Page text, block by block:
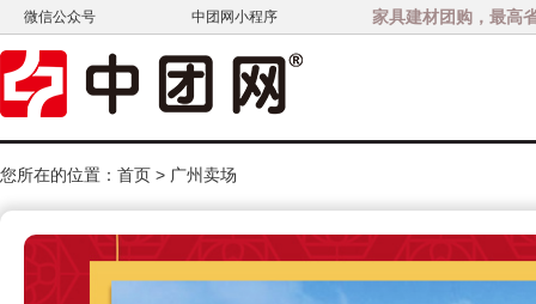
微信公众号 中团网小程序 家具建材团购，最高
您所在的位置： 首页 > 广州卖场